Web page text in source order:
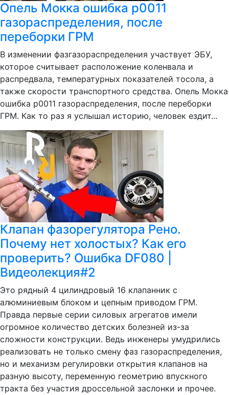
Опель Мокка ошибка p0011
газораспределения, после
переборки ГРМ
В изменении фазгазораспределения участвует ЭБУ,
которое считывает расположение коленвала и
распредвала, температурных показателей тосола, а
также скорости транспортного средства. Опель Мокка
ошибка p0011 газораспределения, после переборки
ГРМ. Как то раз я услышал историю, человек ездит...
Клапан фазорегулятора Рено.
Почему нет холостых? Как его
проверить? Ошибка DF080 |
Видеолекция#2
Это рядный 4 цилиндровый 16 клапанник с
алюминиевым блоком и цепным приводом ГРМ.
Правда первые серии силовых агрегатов имели
огромное количество детских болезней из-за
сложности конструкции. Ведь инженеры умудрились
реализовать не только смену фаз газораспределения,
но и механизм регулировки открытия клапанов на
разную высоту, переменную геометрию впускного
тракта без участия дроссельной заслонки и прочее.